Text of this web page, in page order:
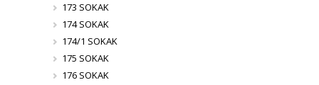
173 SOKAK
174 SOKAK
174/1 SOKAK
175 SOKAK
176 SOKAK